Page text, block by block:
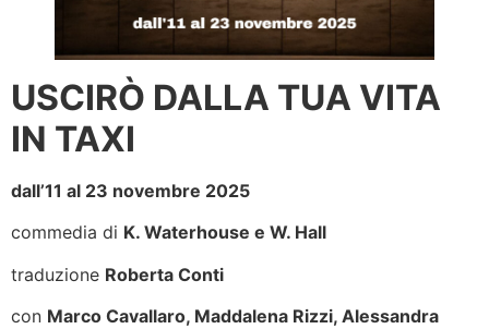
USCIRÒ DALLA TUA VITA
IN TAXI
dall’11 al 23 novembre 2025
commedia di K. Waterhouse e W. Hall
traduzione Roberta Conti
con Marco Cavallaro, Maddalena Rizzi, Alessandra